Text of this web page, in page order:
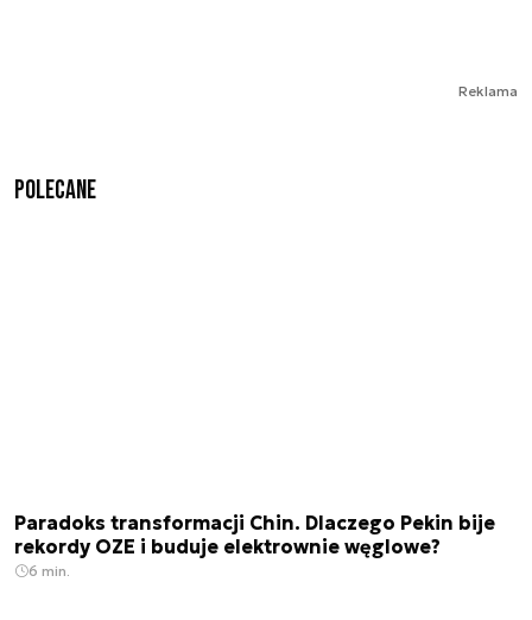
Reklama
Polecane
Paradoks transformacji Chin. Dlaczego Pekin bije
rekordy OZE i buduje elektrownie węglowe?
6 min.